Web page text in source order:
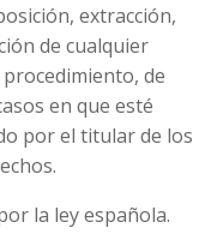
extracción,
de cualquier
de
en que esté
por el titular de los
la ley española.